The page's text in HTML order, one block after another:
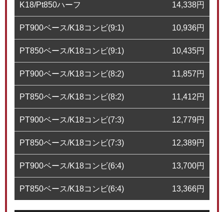
K18/Pt850ハーフ 14,338円
PT900ベース/K18コンビ(9:1) 10,936円
PT850ベース/K18コンビ(9:1) 10,435円
PT900ベース/K18コンビ(8:2) 11,857円
PT850ベース/K18コンビ(8:2) 11,412円
PT900ベース/K18コンビ(7:3) 12,779円
PT850ベース/K18コンビ(7:3) 12,389円
PT900ベース/K18コンビ(6:4) 13,700円
PT850ベース/K18コンビ(6:4) 13,366円